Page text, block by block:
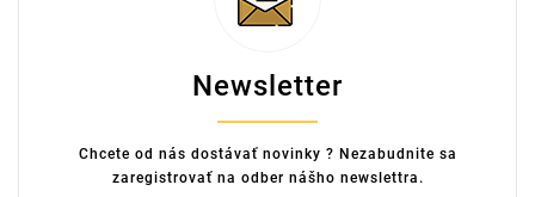
Newsletter
Chcete od nás dostávať novinky ? Nezabudnite sa
zaregistrovať na odber nášho newslettra.